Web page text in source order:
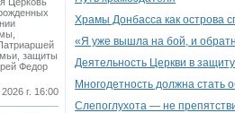
защиты
Федор
г. 16:00
Храмы Донбасса как острова
«Я уже вышла на бой, и
Деятельность Церкви в
Многодетность должна стать
Слепоглухота — не